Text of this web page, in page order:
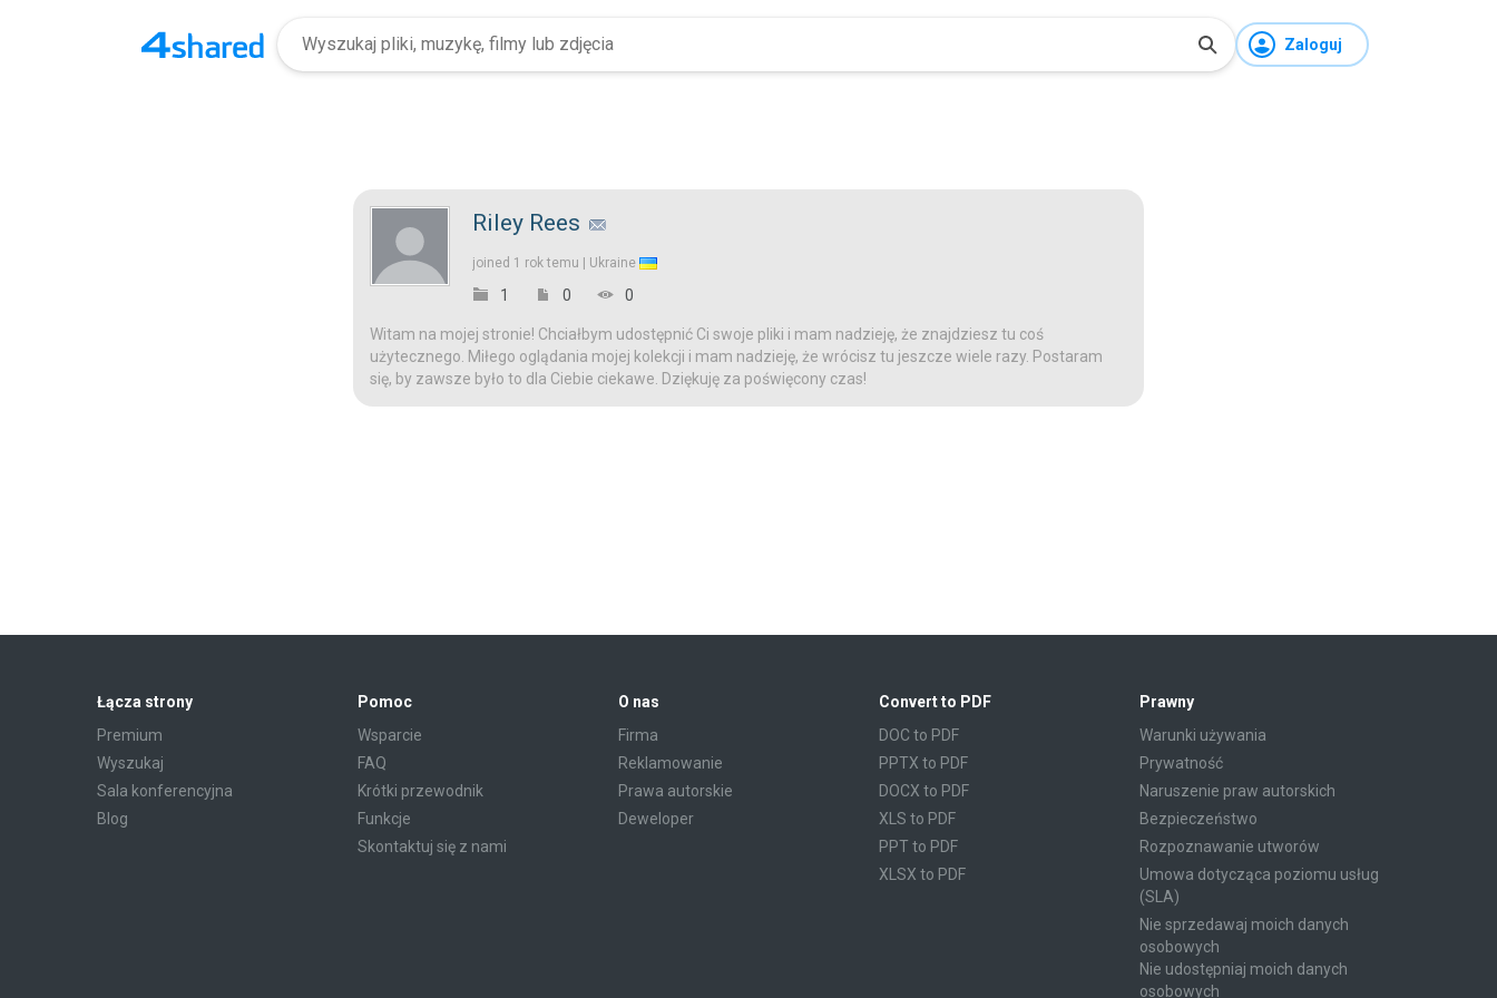
Zaloguj
Riley Rees
joined 1 rok temu | Ukraine
1 0 0
Witam na mojej stronie! Chciałbym udostępnić Ci swoje pliki i mam nadzieję, że znajdziesz tu coś
użytecznego. Miłego oglądania mojej kolekcji i mam nadzieję, że wrócisz tu jeszcze wiele razy. Postaram
się, by zawsze było to dla Ciebie ciekawe. Dziękuję za poświęcony czas!
Łącza strony
Premium
Wyszukaj
Sala konferencyjna
Blog
Pomoc
Wsparcie
FAQ
Krótki przewodnik
Funkcje
Skontaktuj się z nami
O nas
Firma
Reklamowanie
Prawa autorskie
Deweloper
Convert to PDF
DOC to PDF
PPTX to PDF
DOCX to PDF
XLS to PDF
PPT to PDF
XLSX to PDF
Prawny
Warunki używania
Prywatność
Naruszenie praw autorskich
Bezpieczeństwo
Rozpoznawanie utworów
Umowa dotycząca poziomu usług
(SLA)
Nie sprzedawaj moich danych
osobowych
Nie udostępniaj moich danych
osobowych